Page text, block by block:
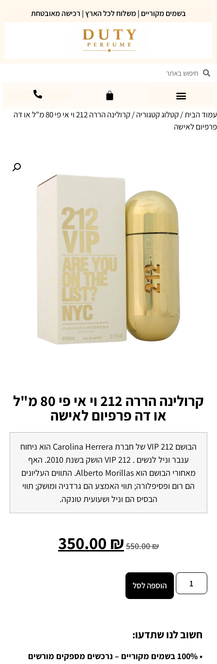
בשמים מקוריים | משלוח לכל הארץ | רכישה מאובטחת
עמוד הבית/קטלוג קטגוריה
/ קרולינה הררה 212 וי אי פי 80 מ"ל או דה
פרפיום לאישה
קרולינה הררה 212 וי אי פי 80 מ"ל
או דה פרפיום לאישה
הבושם 212 VIP של חברת Carolina Herrera הוא ניחוח
ענבר וניל לנשים . 212 VIP הושק בשנת 2010. האף
מאחורי הבושם הוא Alberto Morillas. התווים העליונים
הם רום ופסיפלורה; תווי האמצע הם גרדניה ומושק; תווי
הבסיס הם וניל ושעועית טונקה.
550.00₪
350.00 ₪
הוספה לסל
חשוב לנו שתדעו:
• 100% בשמים מקוריים – נרכשים מספקים מורשים